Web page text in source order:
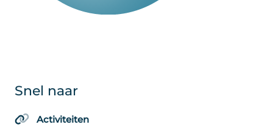
Snel naar
Activiteiten